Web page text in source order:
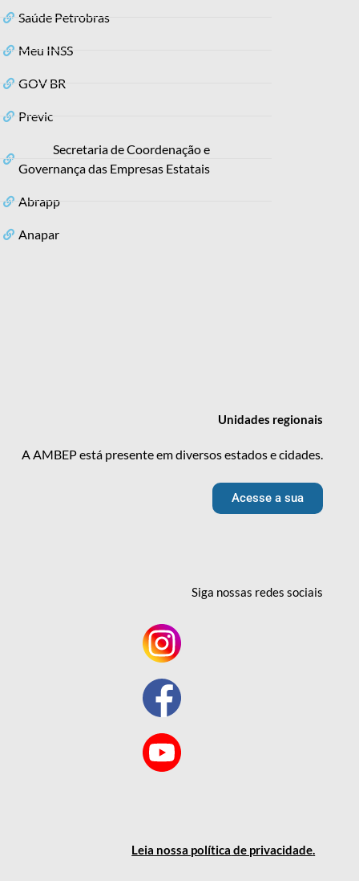
Saúde Petrobras
Meu INSS
GOV BR
Previc
Secretaria de Coordenação e
Governança das Empresas Estatais
Abrapp
Anapar
Unidades regionais
A AMBEP está presente em diversos estados e cidades.
Acesse a sua
Siga nossas redessociais
Leia nossa política de privacidade.